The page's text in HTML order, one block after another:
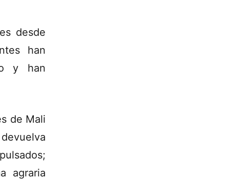
desde
han
y han
de Mali
agraria